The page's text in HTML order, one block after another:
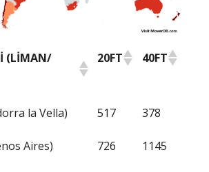
(LIMAN/
20FT 40FT
(LIMAN/
20FT 40FT
la Vella) 517 378
Aires) 726 1145